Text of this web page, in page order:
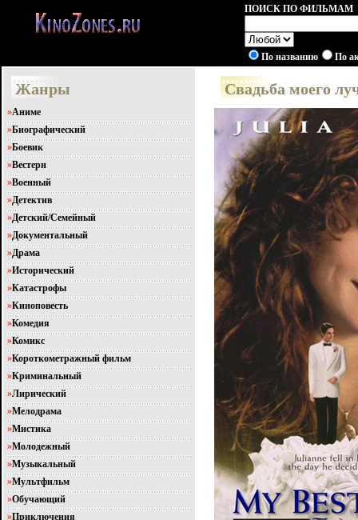
ПОИСК ПО ФИЛЬМАМ
По названию По
Жанры
»Аниме
»Биографический
»Боевик
»Вестерн
»Военный
»Детектив
»Детский/Семейный
»Документальный
»Драма
»Исторический
»Катастрофы
»Киноповесть
»Комедия
»Комикс
»Короткометражный фильм
»Криминальный
»Лирический
»Мелодрама
»Мистика
»Молодежный
»Музыкальный
»Мультфильм
»Обучающий
»Приключения
Свадьба моего